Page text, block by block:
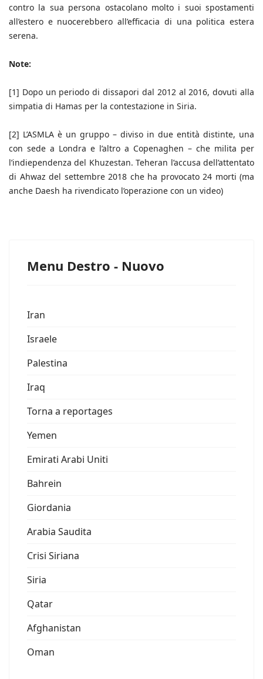
contro la sua persona ostacolano molto i suoi spostamenti
all’estero e nuocerebbero all’efficacia di una politica estera
serena.
Note:
[1] Dopo un periodo di dissapori dal 2012 al 2016, dovuti alla
simpatia di Hamas per la contestazione in Siria.
[2] L’ASMLA è un gruppo – diviso in due entità distinte, una
con sede a Londra e l’altro a Copenaghen – che milita per
l’indiependenza del Khuzestan. Teheran l’accusa dell’attentato
di Ahwaz del settembre 2018 che ha provocato 24 morti (ma
anche Daesh ha rivendicato l’operazione con un video)
Menu Destro - Nuovo
Iran
Israele
Palestina
Iraq
Torna a reportages
Yemen
Emirati Arabi Uniti
Bahrein
Giordania
Arabia Saudita
Crisi Siriana
Siria
Qatar
Afghanistan
Oman